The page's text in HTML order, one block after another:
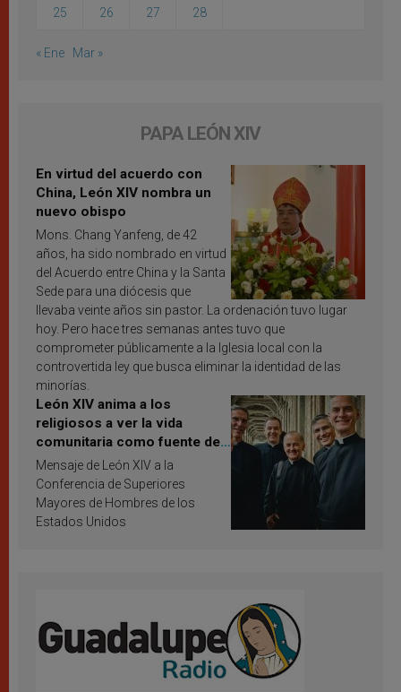
25 26 27 28
« Ene Mar »
PAPA LEÓN XIV
En virtud del acuerdo con
China, León XIV nombra un
nuevo obispo
Mons. Chang Yanfeng, de 42
años, ha sido nombrado en virtud
del Acuerdo entre China y la Santa
Sede para una diócesis que
llevaba veinte años sin pastor. La ordenación tuvo lugar
hoy. Pero hace tres semanas antes tuvo que
comprometer públicamente a la Iglesia local con la
controvertida ley que busca eliminar la identidad de las
minorías.
León XIV anima a los
religiosos a ver la vida
comunitaria como fuente de
inspiración y santificación
Mensaje de León XIV a la
Conferencia de Superiores
Mayores de Hombres de los
Estados Unidos